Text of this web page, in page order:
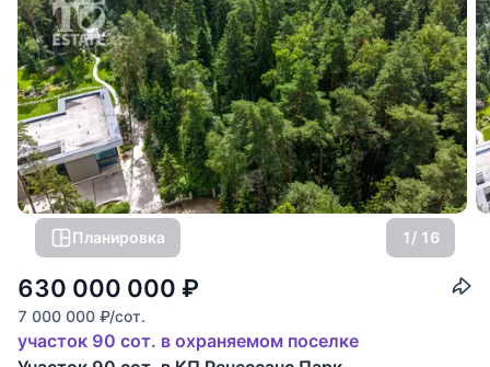
Планировка 1/ 16
630 000 000 ₽
7 000 000 ₽/сот.
участок 90 сот. в охраняемом поселке